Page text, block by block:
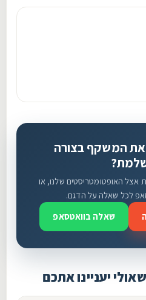
את המשקף בצורה
אצל האופטומטריסטים שלנו, או
לכל שאלה על הדגם.
שאלה בוואטסאפ
יעניינו אתכם